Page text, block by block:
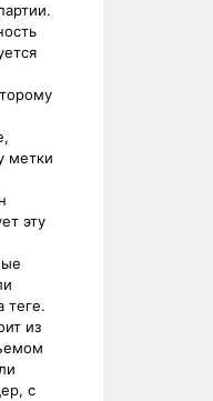
метки
эту
теге.
из
с